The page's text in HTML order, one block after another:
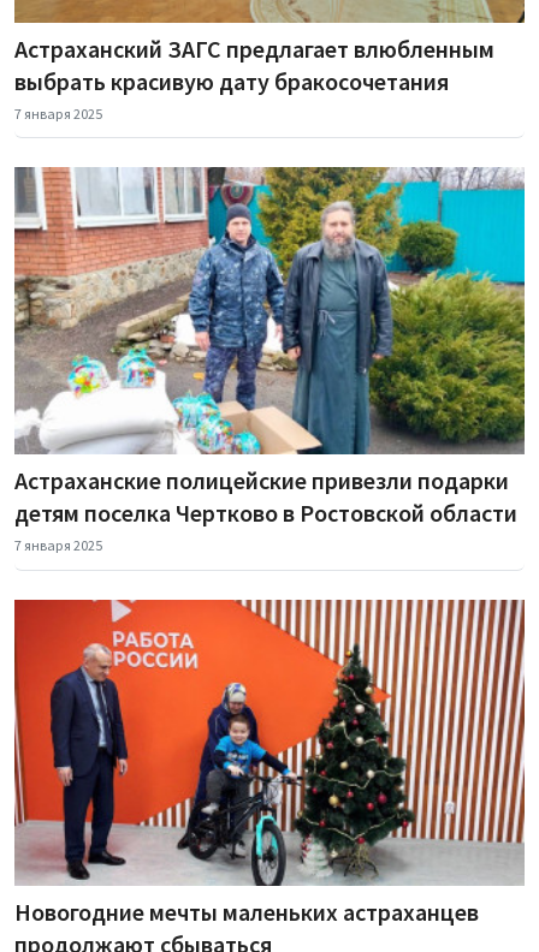
Астраханский ЗАГС предлагает влюбленным
выбрать красивую дату бракосочетания
7 января 2025
Астраханские полицейские привезли подарки
детям поселка Чертково в Ростовской области
7 января 2025
Новогодние мечты маленьких астраханцев
продолжают сбываться